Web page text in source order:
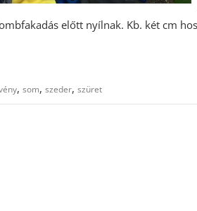
előtt nyílnak. Kb. két cm
, som, szeder, szüret